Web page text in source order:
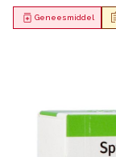
Geneesmiddel